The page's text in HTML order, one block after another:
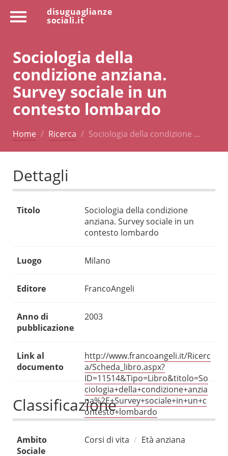
disuguaglianze
sociali.it
Sociologia della
condizione anziana.
Survey sociale in un
contesto lombardo
Home Ricerca Sociologia della condizione …
Dettagli
Titolo
Sociologia della condizione
anziana. Survey sociale in un
contesto lombardo
Luogo Milano
Editore FrancoAngeli
Anno di
pubblicazione
2003
Link al
documento
http://www.francoangeli.it/Ricerc
a/Scheda_libro.aspx?
ID=11514&Tipo=Libro&titolo=So
ciologia+della+condizione+anzia
na%2E+Survey+sociale+in+un+c
ontesto+lombardo
Classificazione
Ambito
Sociale
Corsi di vita Età anziana